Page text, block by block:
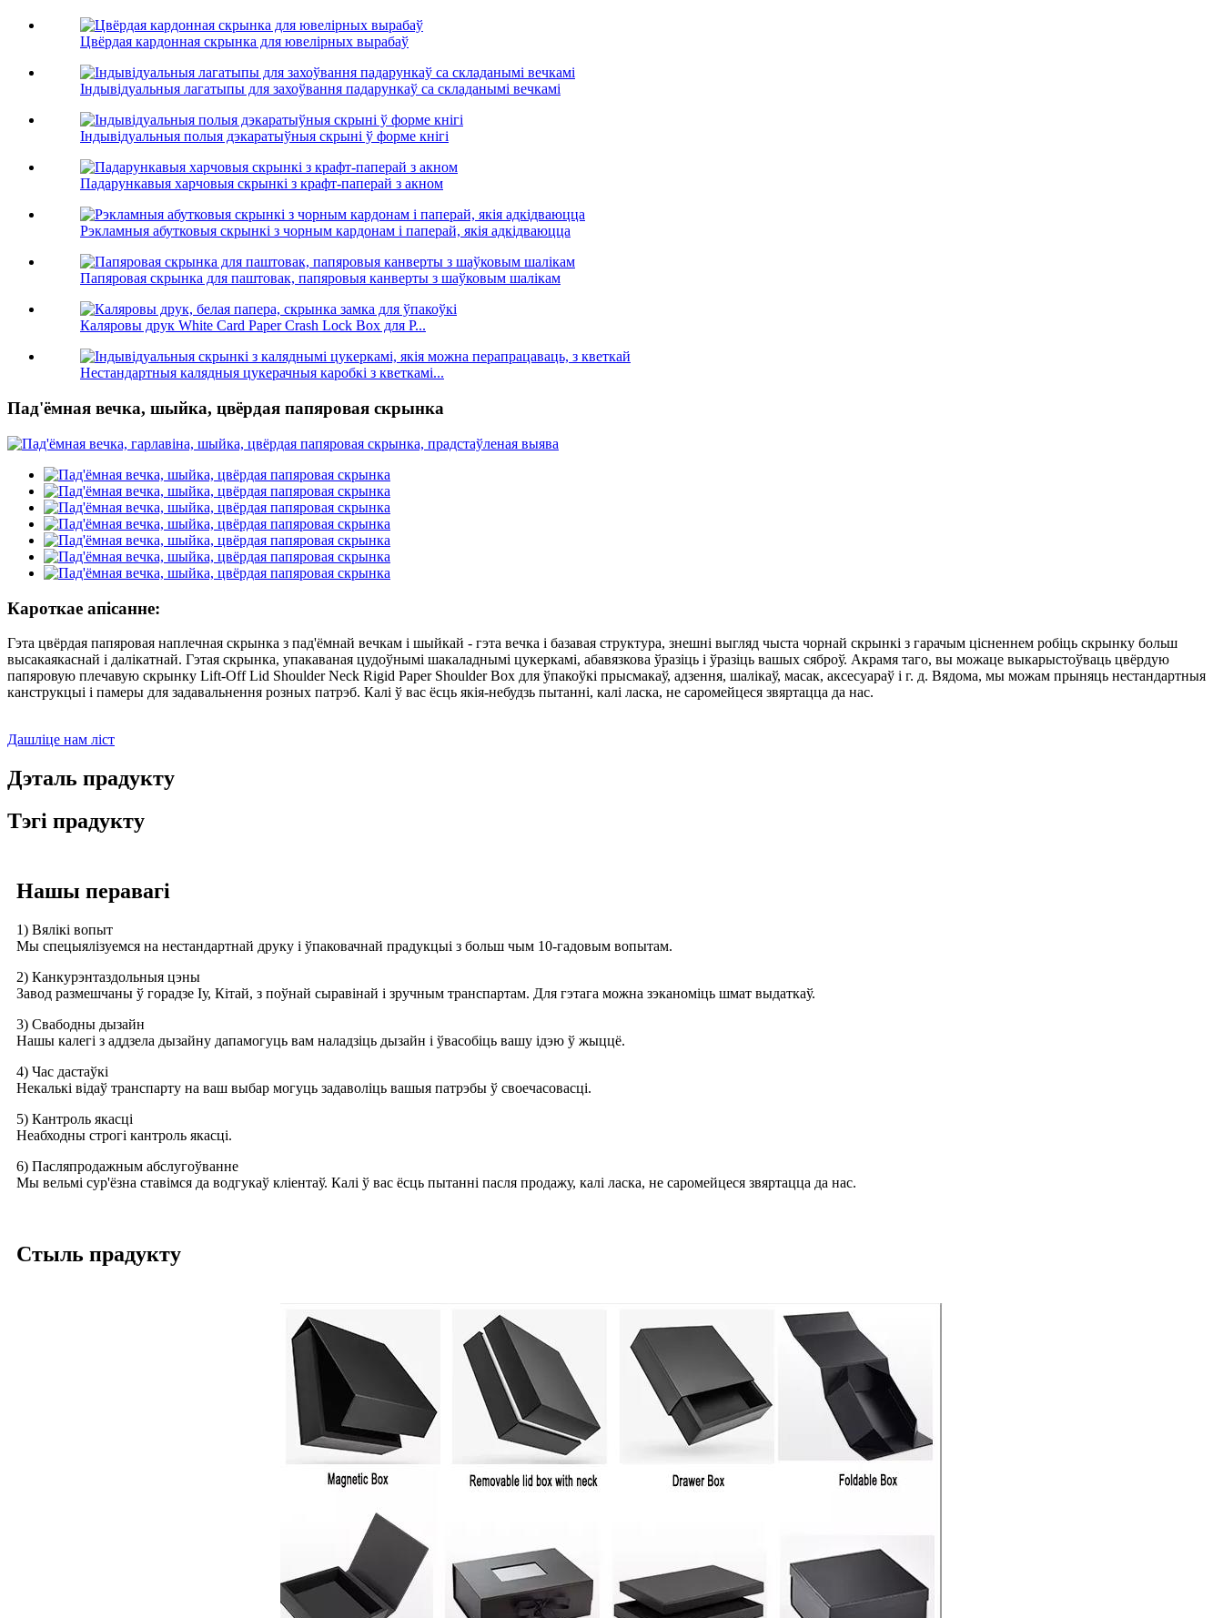
Цвёрдая кардонная скрынка для ювелірных вырабаў
Індывідуальныя лагатыпы для захоўвання падарункаў са складанымі вечкамі
Індывідуальныя полыя дэкаратыўныя скрыні ў форме кнігі
Падарункавыя харчовыя скрынкі з крафт-паперай з акном
Рэкламныя абутковыя скрынкі з чорным кардонам і паперай, якія адкідваюцца
Папяровая скрынка для паштовак, папяровыя канверты з шаўковым шалікам
Каляровы друк White Card Paper Crash Lock Box для P...
Нестандартныя калядныя цукерачныя каробкі з кветкамі...
Пад'ёмная вечка, шыйка, цвёрдая папяровая скрынка
Кароткае апісанне:
Гэта цвёрдая папяровая наплечная скрынка з пад'ёмнай вечкам і шыйкай - гэта вечка і базавая структура, знешні выгляд чыста чорнай скрынкі з гарачым цісненнем робіць скрынку больш
высакаякаснай і далікатнай. Гэтая скрынка, упакаваная цудоўнымі шакаладнымі цукеркамі, абавязкова ўразіць і ўразіць вашых сяброў. Акрамя таго, вы можаце выкарыстоўваць цвёрдую
папяровую плечавую скрынку Lift-Off Lid Shoulder Neck Rigid Paper Shoulder Box для ўпакоўкі прысмакаў, адзення, шалікаў, масак, аксесуараў і г. д. Вядома, мы можам прыняць нестандартныя
канструкцыі і памеры для задавальнення розных патрэб. Калі ў вас ёсць якія-небудзь пытанні, калі ласка, не саромейцеся звяртацца да нас.
Дашліце нам ліст
Дэталь прадукту
Тэгі прадукту
Нашы перавагі
1) Вялікі вопыт
Мы спецыялізуемся на нестандартнай друку і ўпаковачнай прадукцыі з больш чым 10-гадовым вопытам.
2) Канкурэнтаздольныя цэны
Завод размешчаны ў горадзе Іу, Кітай, з поўнай сыравінай і зручным транспартам. Для гэтага можна зэканоміць шмат выдаткаў.
3) Свабодны дызайн
Нашы калегі з аддзела дызайну дапамогуць вам наладзіць дызайн і ўвасобіць вашу ідэю ў жыццё.
4) Час дастаўкі
Некалькі відаў транспарту на ваш выбар могуць задаволіць вашыя патрэбы ў своечасовасці.
5) Кантроль якасці
Неабходны строгі кантроль якасці.
6) Пасляпродажным абслугоўванне
Мы вельмі сур'ёзна ставімся да водгукаў кліентаў. Калі ў вас ёсць пытанні пасля продажу, калі ласка, не саромейцеся звяртацца да нас.
Стыль прадукту